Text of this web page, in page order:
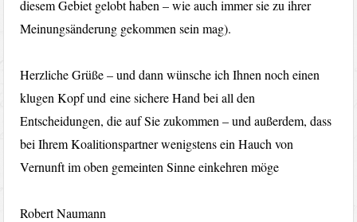
diesem Gebiet gelobt haben – wie auch immer sie zu ihrer
Meinungsänderung gekommen sein mag).
Herzliche Grüße – und dann wünsche ich Ihnen noch einen
klugen Kopf und eine sichere Hand bei all den
Entscheidungen, die auf Sie zukommen – und außerdem, dass
bei Ihrem Koalitionspartner wenigstens ein Hauch von
Vernunft im oben gemeinten Sinne einkehren möge
Robert Naumann